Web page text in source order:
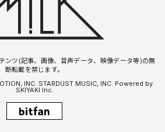
ンツ(記事、画像、音声データ、映像データ等)の無
断転載を禁じます。
INC. STARDUST MUSIC, INC. Powered by
SKIYAKI Inc.